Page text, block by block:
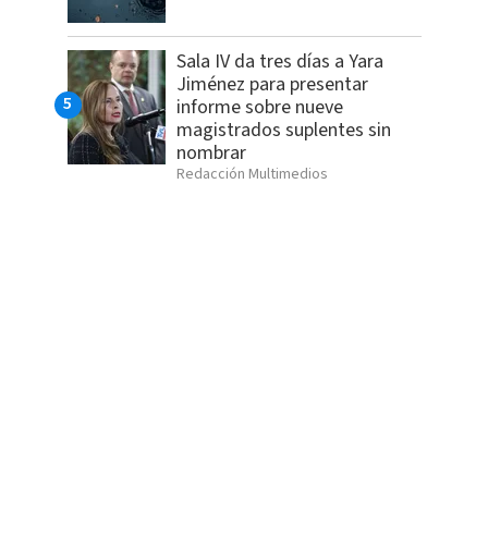
Sala IV da tres días a Yara
Jiménez para presentar
informe sobre nueve
magistrados suplentes sin
nombrar
Redacción Multimedios